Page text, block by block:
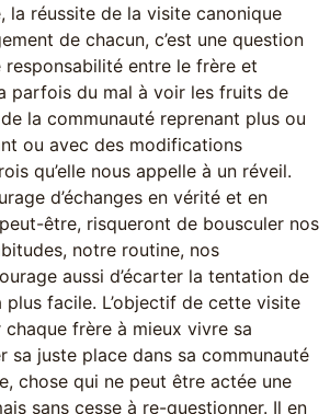
la réussite de la visite canonique
de chacun, c’est une question
entre le frère et
parfois du mal à voir les fruits de
la communauté reprenant plus ou
ou avec des modifications
qu’elle nous appelle à un réveil.
d’échanges en vérité et en
être, risqueront de bousculer nos
notre routine, nos
aussi d’écarter la tentation de
facile. L’objectif de cette visite
chaque frère à mieux vivre sa
sa juste place dans sa communauté
chose qui ne peut être actée une
sans cesse à re-questionner. Il en